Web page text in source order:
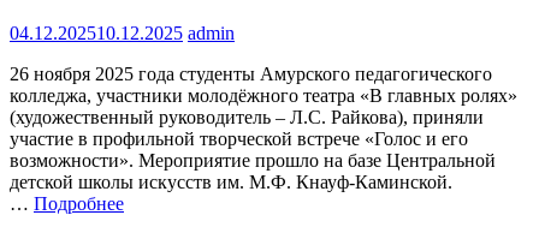
04.12.202510.12.2025 admin
26 ноября 2025 года студенты Амурского педагогического
колледжа, участники молодёжного театра «В главных ролях»
(художественный руководитель – Л.С. Райкова), приняли
участие в профильной творческой встрече «Голос и его
возможности». Мероприятие прошло на базе Центральной
детской школы искусств им. М.Ф. Кнауф-Каминской.
… Подробнее